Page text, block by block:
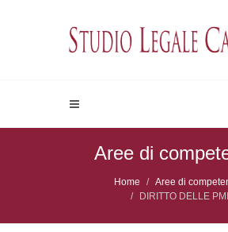
Aree di
Home
Aree di
DIRITTO DELLE PMI